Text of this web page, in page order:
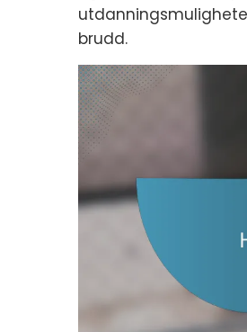
brudd.